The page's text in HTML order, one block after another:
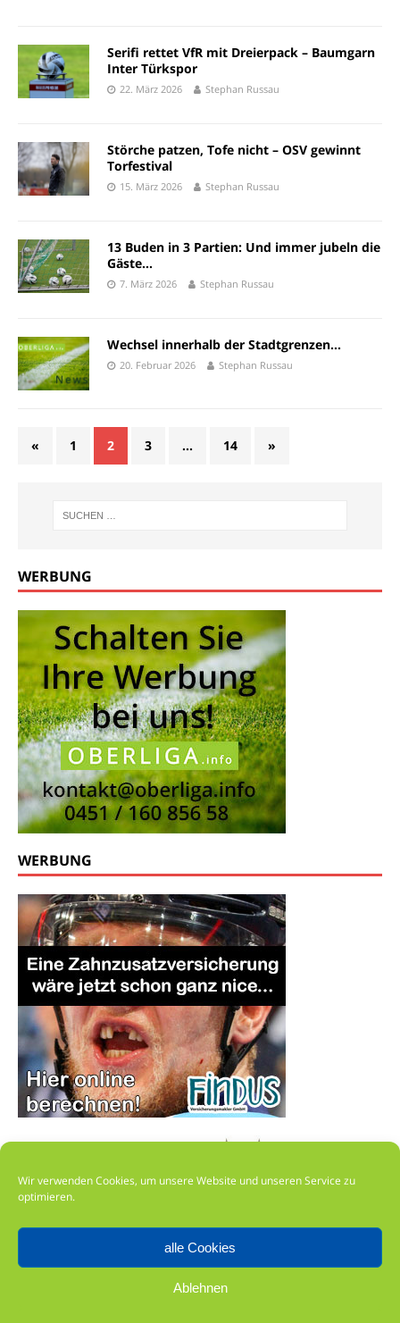
Wir verwenden Cookies, um unsere Website und unseren Service zu
optimieren.
alle Cookies
Ablehnen
Serifi rettet VfR mit Dreierpack – Baumgarn
Inter Türkspor
22. März 2026 Stephan Russau
Störche patzen, Tofe nicht – OSV gewinnt
Torfestival
15. März 2026 Stephan Russau
13 Buden in 3 Partien: Und immer jubeln die
Gäste…
7. März 2026 Stephan Russau
Wechsel innerhalb der Stadtgrenzen…
20. Februar 2026 Stephan Russau
« 1 2 3 … 14 »
WERBUNG
WERBUNG